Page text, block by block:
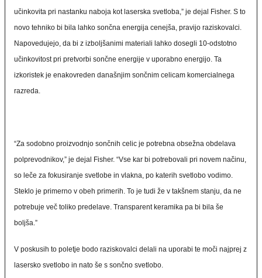
učinkovita pri nastanku naboja kot laserska svetloba,” je dejal Fisher. S to
novo tehniko bi bila lahko sončna energija cenejša, pravijo raziskovalci.
Napovedujejo, da bi z izboljšanimi materiali lahko dosegli 10-odstotno
učinkovitost pri pretvorbi sončne energije v uporabno energijo. Ta
izkoristek je enakovreden današnjim sončnim celicam komercialnega
razreda.
“Za sodobno proizvodnjo sončnih celic je potrebna obsežna obdelava
polprevodnikov,” je dejal Fisher. “Vse kar bi potrebovali pri novem načinu,
so leče za fokusiranje svetlobe in vlakna, po katerih svetlobo vodimo.
Steklo je primerno v obeh primerih. To je tudi že v takšnem stanju, da ne
potrebuje več toliko predelave. Transparent keramika pa bi bila še
boljša.”
V poskusih to poletje bodo raziskovalci delali na uporabi te moči najprej z
lasersko svetlobo in nato še s sončno svetlobo.